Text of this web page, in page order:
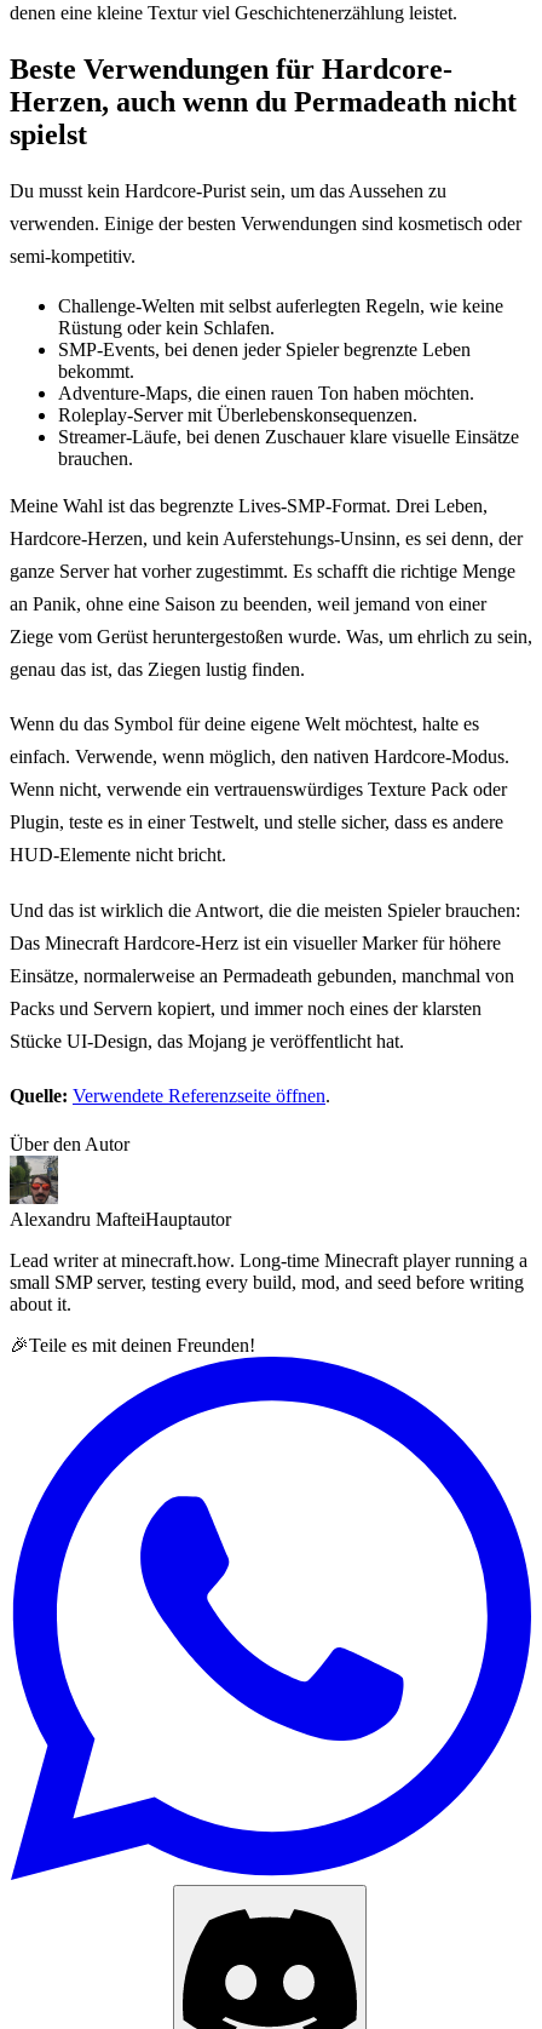
denen eine kleine Textur viel Geschichtenerzählung leistet.
Beste Verwendungen für Hardcore-
Herzen, auch wenn du Permadeath nicht
spielst
Du musst kein Hardcore-Purist sein, um das Aussehen zu
verwenden. Einige der besten Verwendungen sind kosmetisch oder
semi-kompetitiv.
Challenge-Welten mit selbst auferlegten Regeln, wie keine
Rüstung oder kein Schlafen.
SMP-Events, bei denen jeder Spieler begrenzte Leben
bekommt.
Adventure-Maps, die einen rauen Ton haben möchten.
Roleplay-Server mit Überlebenskonsequenzen.
Streamer-Läufe, bei denen Zuschauer klare visuelle Einsätze
brauchen.
Meine Wahl ist das begrenzte Lives-SMP-Format. Drei Leben,
Hardcore-Herzen, und kein Auferstehungs-Unsinn, es sei denn, der
ganze Server hat vorher zugestimmt. Es schafft die richtige Menge
an Panik, ohne eine Saison zu beenden, weil jemand von einer
Ziege vom Gerüst heruntergestoßen wurde. Was, um ehrlich zu sein,
genau das ist, das Ziegen lustig finden.
Wenn du das Symbol für deine eigene Welt möchtest, halte es
einfach. Verwende, wenn möglich, den nativen Hardcore-Modus.
Wenn nicht, verwende ein vertrauenswürdiges Texture Pack oder
Plugin, teste es in einer Testwelt, und stelle sicher, dass es andere
HUD-Elemente nicht bricht.
Und das ist wirklich die Antwort, die die meisten Spieler brauchen:
Das Minecraft Hardcore-Herz ist ein visueller Marker für höhere
Einsätze, normalerweise an Permadeath gebunden, manchmal von
Packs und Servern kopiert, und immer noch eines der klarsten
Stücke UI-Design, das Mojang je veröffentlicht hat.
Quelle: Verwendete Referenzseite öffnen.
Über den Autor
Alexandru MafteiHauptautor
Lead writer at minecraft.how. Long-time Minecraft player running a
small SMP server, testing every build, mod, and seed before writing
about it.
🎉Teile es mit deinen Freunden!